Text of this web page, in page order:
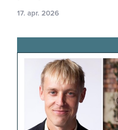
17. apr. 2026